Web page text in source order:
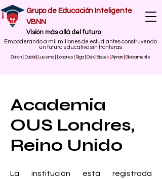
Grupo de Educación Inteligente
VBNN
​Visión más allá del futuro
Empoderando a mil millones de estudiantes construyendo
un futuro educativo sin fronteras
Zúrich Dubái Lucerna Londres Riga Osh Biskek Ajman Globalmente
Academia
OUS Londres,
Reino Unido
La institución está registrada